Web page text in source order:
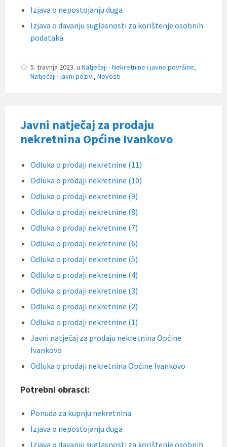
Izjava o nepostojanju duga
Izjava o davanju suglasnosti za korištenje osobnih
podataka
5. travnja 2023. u Natječaji - Nekretnine i javne površine,
Natječaji i javni pozivi, Novosti
Javni natječaj za prodaju
nekretnina Općine Ivankovo
Odluka o prodaji nekretnine (11)
Odluka o prodaji nekretnine (10)
Odluka o prodaji nekretnine (9)
Odluka o prodaji nekretnine (8)
Odluka o prodaji nekretnine (7)
Odluka o prodaji nekretnine (6)
Odluka o prodaji nekretnine (5)
Odluka o prodaji nekretnine (4)
Odluka o prodaji nekretnine (3)
Odluka o prodaji nekretnine (2)
Odluka o prodaji nekretnine (1)
Javni natječaj za prodaju nekretnina Općine
Ivankovo
Odluka o prodaji nekretnina Općine Ivankovo
Potrebni obrasci:
Ponuda za kupnju nekretnina
Izjava o nepostojanju duga
Izjava o davanju suglasnosti za korištenje osobnih